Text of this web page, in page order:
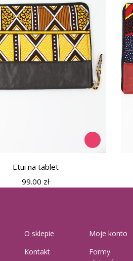
Etui na tablet
99.00 zł
O sklepie
Kontakt
Moje konto
Formy